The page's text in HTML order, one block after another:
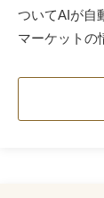
ついてAIが自
マーケットの